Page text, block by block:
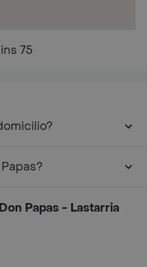
75
Papas - Lastarria